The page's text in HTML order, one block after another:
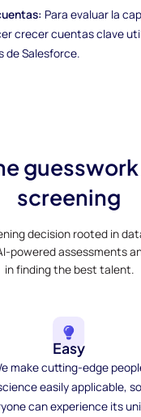
Para evaluar la
crecer cuentas clave
de Salesforce.
screening
decision rooted in
powered assessments
in finding the best talent.
Easy
make cutting-edge
easily applicable, so
can experience its